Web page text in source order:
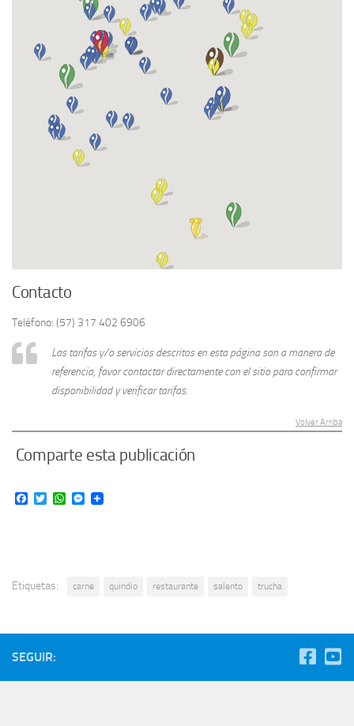
Contacto
Teléfono: (57) 317 402 6906
Las tarifas y/o servicios descritos en esta página son a manera de
referencia, favor contactar directamente con el sitio para confirmar
disponibilidad y verificar tarifas.
Volver Arriba
Comparte esta publicación
Facebook
TwitterWhatsApp
Messenger
Etiquetas: carne quindio restaurante salento trucha
SEGUIR: